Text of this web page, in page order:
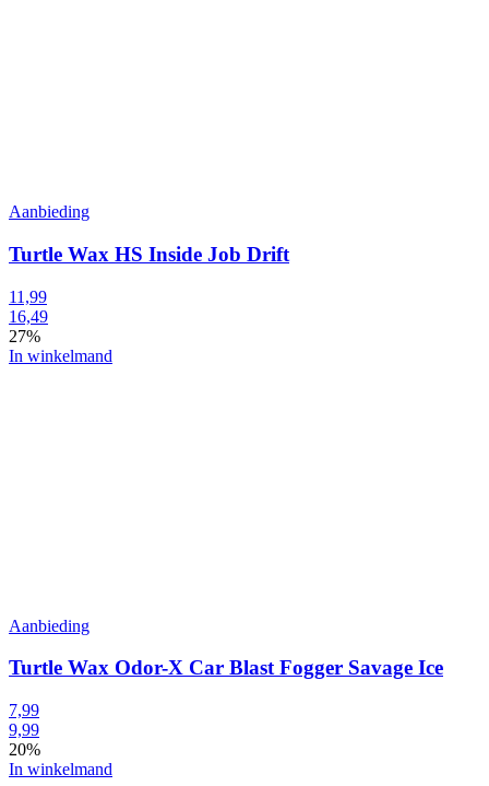
Aanbieding
Turtle Wax HS Inside Job Drift
11,99
16,49
27%
In winkelmand
Aanbieding
Turtle Wax Odor-X Car Blast Fogger Savage Ice
7,99
9,99
20%
In winkelmand